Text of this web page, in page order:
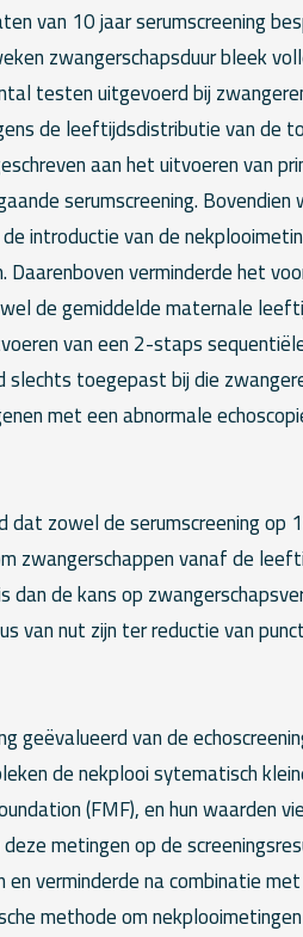
van 10 jaar serumscreening
zwangerschapsduur bleek
testen uitgevoerd bij
de leeftijdsdistributie van de
aan het uitvoeren van
serumscreening.
introductie van de
Daarenboven verminderde het
de gemiddelde maternale
van een 2-staps
toegepast bij die
met een abnormale
zowel de serumscreening op
zwangerschappen vanaf de
de kans op
van nut zijn ter reductie van
geëvalueerd van de
de nekplooi sytematisch
(FMF), en hun waarden
metingen op de
verminderde na combinatie
methode om